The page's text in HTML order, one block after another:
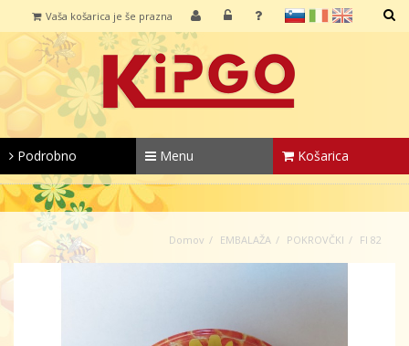
IŠČI
sl it
Vaša košarica je še prazna
Podrobno Menu Košarica
Domov EMBALAŽA POKROVČKI FI 82